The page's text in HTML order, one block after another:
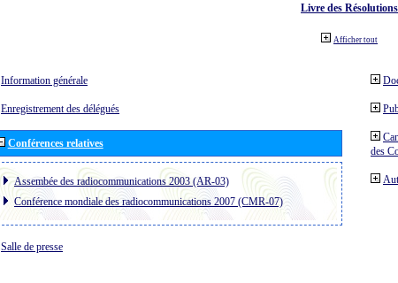
Livre des Résolutions
Afficher tout
Information générale
Enregistrement des délégués
Conférences relatives
Assembée des radiocommunications 2003 (AR-03)
Conférence mondiale des radiocommunications 2007 (CMR-07)
Salle de presse
des